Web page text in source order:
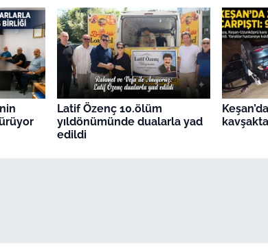
Latif Özenç 10.ölüm
yıldönümünde dualarla yad
edildi
kavşakta